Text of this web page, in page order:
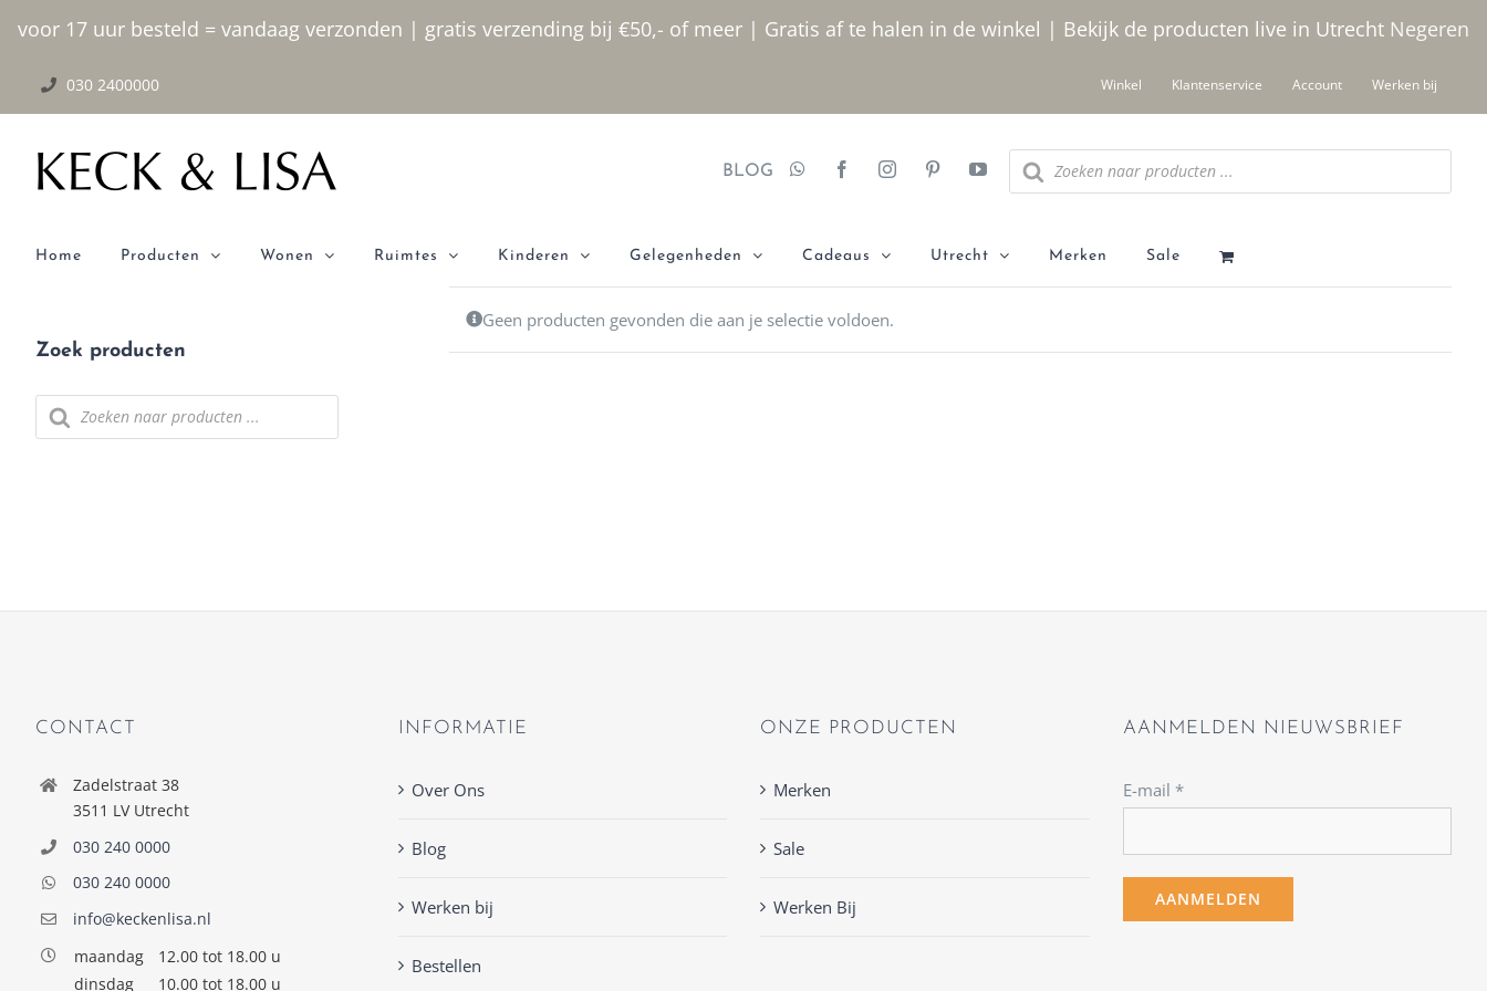
voor 17 uur besteld = vandaag verzonden | gratis verzending bij €50,- of meer | Gratis af te halen in de winkel | Bekijk de producten live in Utrecht Negeren
Ga naar inhoud
030 2400000 Winkel Klantenservice Account Werken bij
BLOG
Producten zoeken
Home Producten Wonen Ruimtes Kinderen Gelegenheden Cadeaus Utrecht Merken Sale
Geen producten gevonden die aan je selectie voldoen.
Zoek producten
Producten zoeken
CONTACT
Zadelstraat 38
3511 LV Utrecht
030 240 0000
030 240 0000
info@keckenlisa.nl
maandag
12.00 tot 18.00 u
dinsdag
10.00 tot 18.00 u
INFORMATIE
Over Ons
Blog
Werken bij
Bestellen
ONZE PRODUCTEN
Merken
Sale
Werken Bij
AANMELDEN NIEUWSBRIEF
E-mail *